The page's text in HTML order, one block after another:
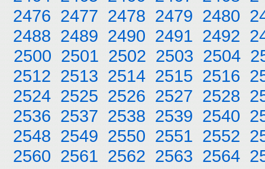
2476 2477 2478 2479 2480
2488 2489 2490 2491 2492
2500 2501 2502 2503 2504
2512 2513 2514 2515 2516
2524 2525 2526 2527 2528
2536 2537 2538 2539 2540
2548 2549 2550 2551 2552
2560 2561 2562 2563 2564